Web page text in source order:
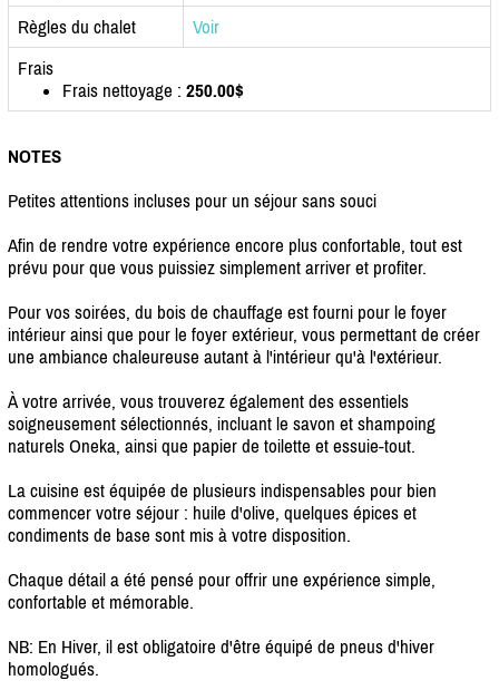
Règles du chalet
Voir
Frais
Frais nettoyage : 250.00$
NOTES
Petites attentions incluses pour un séjour sans souci
Afin de rendre votre expérience encore plus confortable, tout est
prévu pour que vous puissiez simplement arriver et profiter.
Pour vos soirées, du bois de chauffage est fourni pour le foyer
intérieur ainsi que pour le foyer extérieur, vous permettant de créer
une ambiance chaleureuse autant à l'intérieur qu'à l'extérieur.
À votre arrivée, vous trouverez également des essentiels
soigneusement sélectionnés, incluant le savon et shampoing
naturels Oneka, ainsi que papier de toilette et essuie-tout.
La cuisine est équipée de plusieurs indispensables pour bien
commencer votre séjour : huile d'olive, quelques épices et
condiments de base sont mis à votre disposition.
Chaque détail a été pensé pour offrir une expérience simple,
confortable et mémorable.
NB: En Hiver, il est obligatoire d'être équipé de pneus d'hiver
homologués.